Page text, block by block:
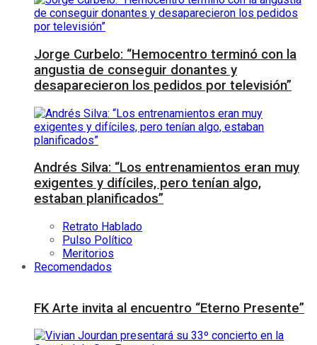
Jorge Curbelo: “Hemocentro terminó con la
angustia de conseguir donantes y
desaparecieron los pedidos por televisión”
Andrés Silva: “Los entrenamientos eran muy
exigentes y difíciles, pero tenían algo,
estaban planificados”
Retrato Hablado
Pulso Político
Meritorios
Recomendados
FK Arte invita al encuentro “Eterno Presente”